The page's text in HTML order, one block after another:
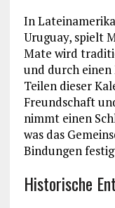
In
Uruguay, spielt
Mate wird
und durch
Teilen dieser
Freundschaft
nimmt einen
was das
Bindungen
Historische